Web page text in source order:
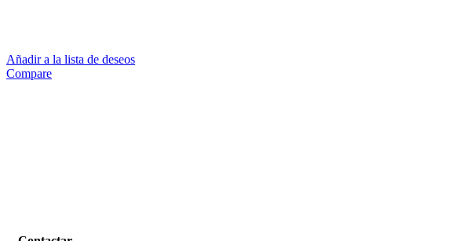
Añadir a la lista de deseos
Compare